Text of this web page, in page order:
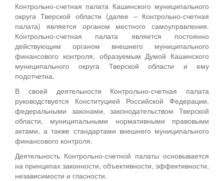
Контрольно-счетная палата Кашинского муниципального
округа Тверской области (далее – Контрольно-счетная
палата) является органом местного самоуправления.
Контрольно-счетная палата является постоянно
действующим органом внешнего муниципального
финансового контроля, образуемым Думой Кашинского
муниципального округа Тверской области и ему
подотчетна.
В своей деятельности Контрольно-счетная палата
руководствуется Конституцией Российской Федерации,
федеральными законами, законодательством Тверской
области, муниципальными нормативными правовыми
актами, а также стандартами внешнего муниципального
финансового контроля.
Деятельность Контрольно-счетной палаты основывается
на принципах законности, объективности, эффективности,
независимости и гласности.